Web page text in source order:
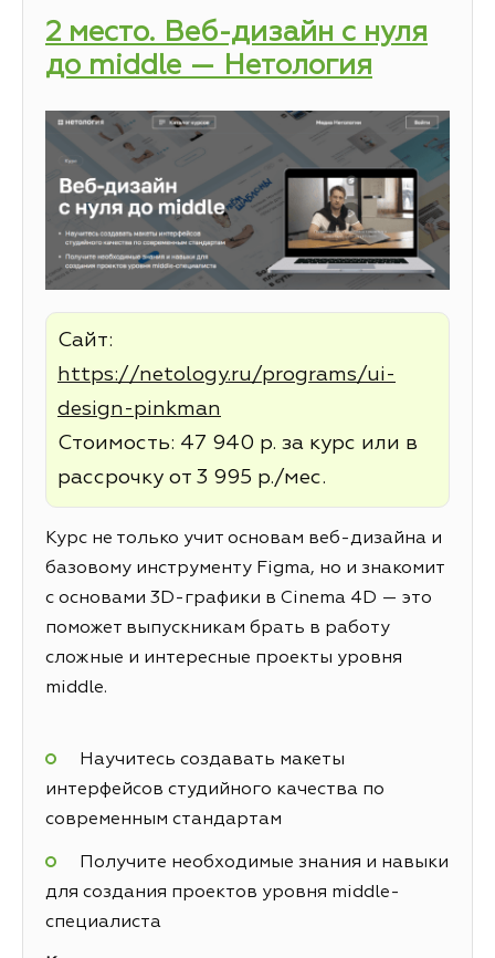
2 место. Веб-дизайн с нуля
до middle — Нетология
Сайт:
https://netology.ru/programs/ui-
design-pinkman
Стоимость: 47 940 р. за курс или в
рассрочку от 3 995 р./мес.
Курс не только учит основам веб-дизайна и
базовому инструменту Figma, но и знакомит
с основами 3D-графики в Cinema 4D — это
поможет выпускникам брать в работу
сложные и интересные проекты уровня
middle.
Научитесь создавать макеты
интерфейсов студийного качества по
современным стандартам
Получите необходимые знания и навыки
для создания проектов уровня middle-
специалиста